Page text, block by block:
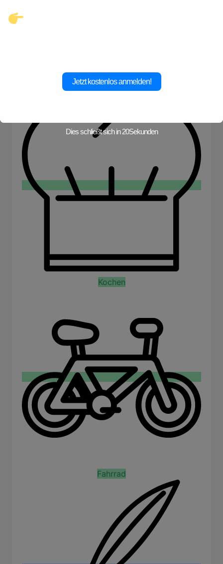
Wandern Schwimmen
Kochen
Fahrrad
Jetzt kostenlos anmelden!
Dies schließt sich in19Sekunden